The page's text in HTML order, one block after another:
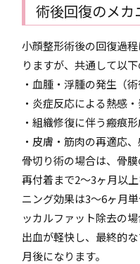
術後回復のメカ
小顔整形術後の回復過
りますが、共通して以
・血腫・浮腫の発生（
・炎症反応による熱感
・組織修復に伴う瘢痕
・皮膚・筋肉の再適応
骨切り術の場合は、骨
再付着まで2～3ヶ月以
ニング効果は3～6ヶ月
ッカルファット除去の
出血が軽快し、最終的
月後になります。